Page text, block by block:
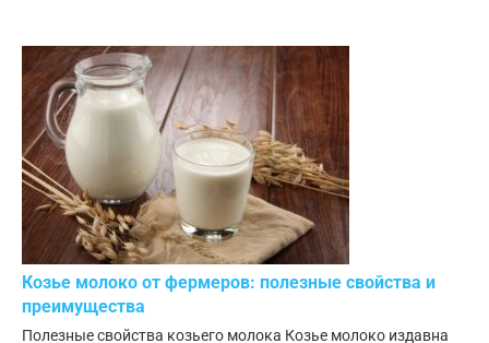
Козье молоко от фермеров: полезные свойства и
преимущества
Полезные свойства козьего молока Козье молоко издавна